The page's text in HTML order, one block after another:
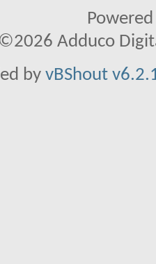
Adduco
by vBShout